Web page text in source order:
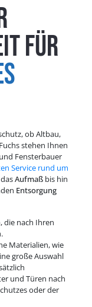
für
ob Altbau,
stehen Ihnen
Fensterbauer
Service rund um
Aufmaß bis hin
Entsorgung
die nach Ihren
Materialien, wie
große Auswahl
und Türen nach
oder der